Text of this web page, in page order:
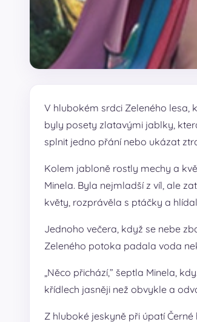
V hlubokém srdci Zeleného lesa,
byly posety zlatavými jablky,
splnit jedno přání nebo ukázat
Kolem jabloně rostly mechy a
Minela. Byla nejmladší z víl, ale
květy, rozprávěla s ptáčky a
Jednoho večera, když se nebe
Zeleného potoka padala voda
„Něco přichází,” šeptla Minela,
křídlech jasněji než obvykle a
Z hluboké jeskyně při úpatí